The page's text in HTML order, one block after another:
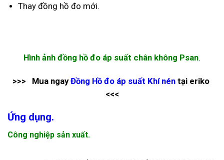
Thay đồng hồ đo mới.
Hình ảnh đồng hồ đo áp suất chân không Psan.
>>> Mua ngayĐồng Hồ đo áp suất Khí nén tại eriko
<<<
Ứng dụng.
Công nghiệp sản xuất.